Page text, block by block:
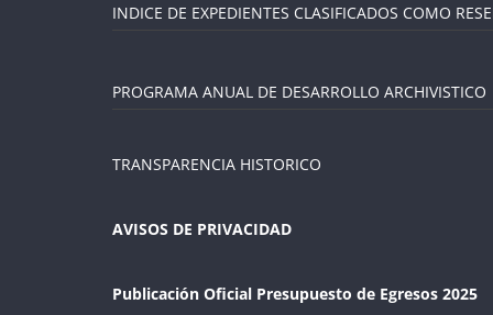
INDICE DE EXPEDIENTES CLASIFICADOS COMO
PROGRAMA ANUAL DE DESARROLLO ARCHIVISTICO
TRANSPARENCIA HISTORICO
AVISOS DE PRIVACIDAD
Publicación Oficial Presupuesto de Egresos 2025